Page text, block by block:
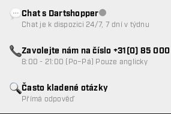
Často kladené otázky
Přímá odpověď
Chat s DartshopperZákaznický servis
Chat je k dispozici 24/7, 7 dní v týdnu
Zavolejte nám na číslo +31(0) 85 000
8:00 - 21:00 (Po–Pá) Pouze anglicky